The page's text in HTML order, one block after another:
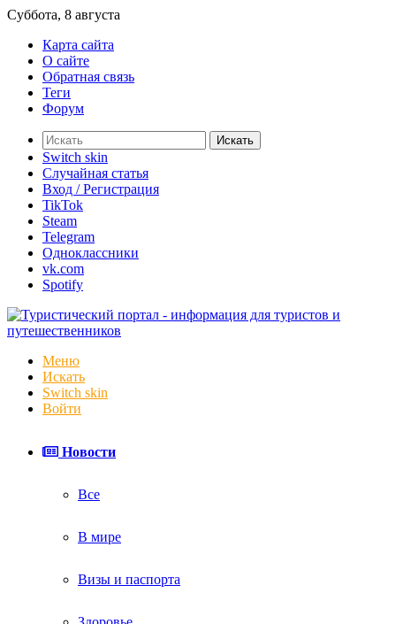
Суббота, 8 августа
Карта сайта
О сайте
Обратная связь
Теги
Форум
Искать
Switch skin
Случайная статья
Вход / Регистрация
TikTok
Steam
Telegram
Одноклассники
vk.com
Spotify
Меню
Искать
Switch skin
Войти
Новости
Все
В мире
Визы и паспорта